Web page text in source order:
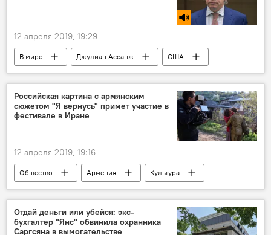
12 апреля 2019, 19:29
В мире Джулиан Ассанж
США
Голос
Российская картина с армянским
сюжетом "Я вернусь" примет участие в
фестивале в Иране
12 апреля 2019, 19:16
Общество Армения
Культура
сюжет
участие
фестиваль
Иран
детство
продюсер
фильм Картина
Отдай деньги или убейся: экс-
бухгалтер "Янс" обвинила охранника
Саргсяна в вымогательстве